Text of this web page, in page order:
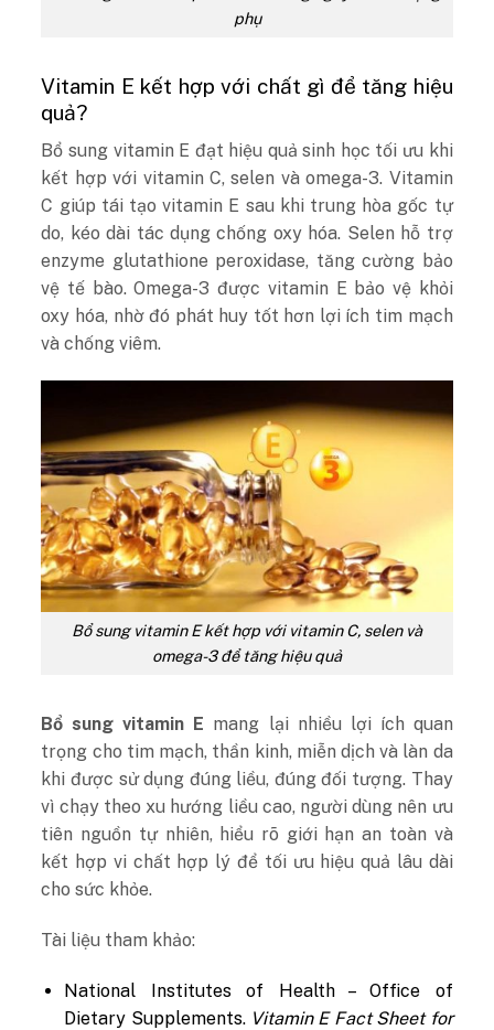
phụ
Vitamin E kết hợp với chất gì để tăng hiệu
quả?
Bổ sung vitamin E đạt hiệu quả sinh học tối ưu khi
kết hợp với vitamin C, selen và omega-3. Vitamin
C giúp tái tạo vitamin E sau khi trung hòa gốc tự
do, kéo dài tác dụng chống oxy hóa. Selen hỗ trợ
enzyme glutathione peroxidase, tăng cường bảo
vệ tế bào. Omega-3 được vitamin E bảo vệ khỏi
oxy hóa, nhờ đó phát huy tốt hơn lợi ích tim mạch
và chống viêm.
Bổ sung vitamin E kết hợp với vitamin C, selen và
omega-3 để tăng hiệu quả
Bổ sung vitamin E mang lại nhiều lợi ích quan
trọng cho tim mạch, thần kinh, miễn dịch và làn da
khi được sử dụng đúng liều, đúng đối tượng. Thay
vì chạy theo xu hướng liều cao, người dùng nên ưu
tiên nguồn tự nhiên, hiểu rõ giới hạn an toàn và
kết hợp vi chất hợp lý để tối ưu hiệu quả lâu dài
cho sức khỏe.
Tài liệu tham khảo:
National Institutes of Health – Office of
Dietary Supplements. Vitamin E Fact Sheet for